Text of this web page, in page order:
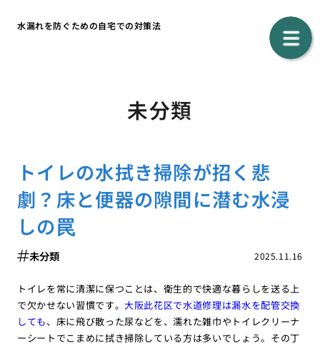
水漏れを防ぐための自宅での対策法
未分類
トイレの水拭き掃除が招く悲
劇？床と便器の隙間に潜む水浸
しの罠
2025.11.16
未分類
トイレを常に清潔に保つことは、衛生的で快適な暮らしを送る上
で欠かせない習慣です。大阪此花区で水道修理は漏水を配管交換
しても、床に飛び散った尿などを、濡れた雑巾やトイレクリーナ
ーシートでこまめに拭き掃除している方は多いでしょう。その丁